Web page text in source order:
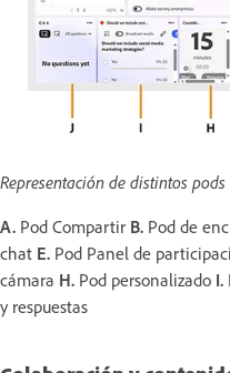
Representación de distintos
A. Pod Compartir B. Pod de
chat E. Pod Panel de
cámara H. Pod personalizado I.
y respuestas